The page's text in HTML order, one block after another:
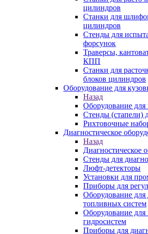
цилиндров
Станки для
цилиндров
Стенды для
форсунок
Траверсы,
КПП
Станки для
блоков цилиндров
Оборудование для
Назад
Оборудование для
Стенды (стапели)
Рихтовочные
Диагностическое
Назад
Диагностическое
Стенды для
Люфт-детекторы
Установки для
Приборы для
Оборудование для
топливных систем
Оборудование
гидросистем
Приборы для